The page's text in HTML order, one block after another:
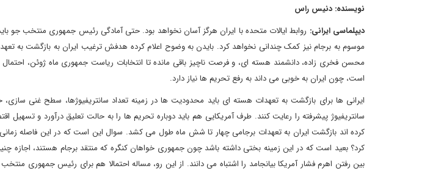
نویسنده: دنیس راس
دیپلماسی ایرانی: روابط ایالات متحده با ایران هرگز آسان نخواهد بود. حتی آمادگی رئیس جمهوری منتخب جو
موسوم به برجام نیز کمک چندانی نخواهد کرد. بایدن به وضوح اعلام کرده هدفش ترغیب ایران به بازگشت به
محسن فخری زاده، دانشمند هسته ای، و فرصت ناچیز باقی مانده تا انتخابات ریاست جمهوری ماه ژوئن، احتمال
است، چون ایران به خوبی می داند به رفع تحریم ها نیاز دارد.
ایرانی ها برای بازگشت به تعهدات هسته ای باید محدودیت ها در زمینه تعداد سانتریفیوژها، سطح غنی سازی،
سانتریفیوژ پیشرفته را رعایت کنند. طرف آمریکایی هم باید دوباره تحریم ها را به حالت تعلیق درآورد و تسهیل
کرده اند بازگشت ایران به تعهدات برجامی چهار تا شش ماه طول می کشد. سوال این است که در این فاصله
کرد؟ بعید است که در این زمینه بختی داشته باشد چون جمهوری خواهان کنگره که منتقد برجام هستند، اجازه چنین
بین رفتن اهرم فشار آمریکا بیانجامد را اشتباه می دانند. از این رو، مساله احتمالا هم برای رئیس جمهوری